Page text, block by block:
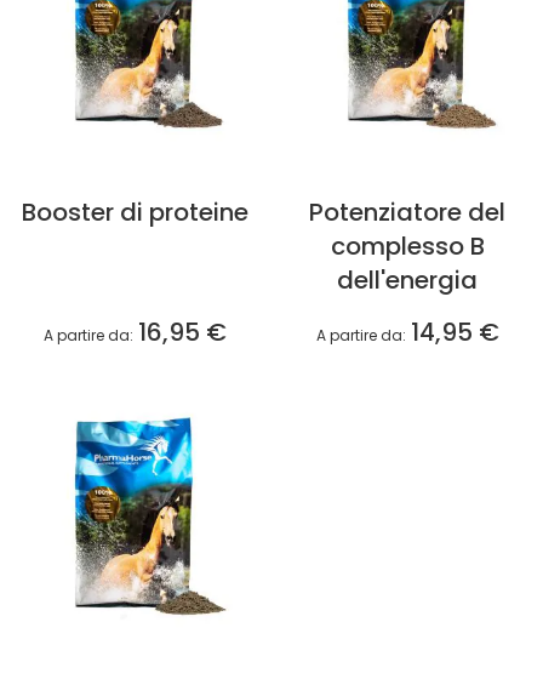
Booster di proteine
A partire da 16,95 €
Potenziatore del
complesso B
dell'energia
A partire da 14,95 €